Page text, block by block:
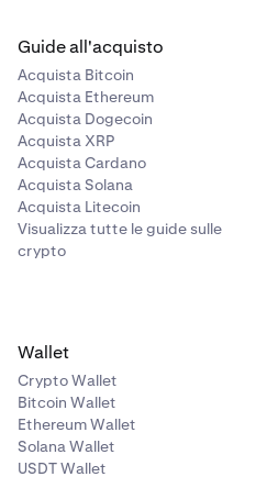
Guide all'acquisto
Acquista Bitcoin
Acquista Ethereum
Acquista Dogecoin
Acquista XRP
Acquista Cardano
Acquista Solana
Acquista Litecoin
Visualizza tutte le guide sulle
crypto
Wallet
Crypto Wallet
Bitcoin Wallet
Ethereum Wallet
Solana Wallet
USDT Wallet